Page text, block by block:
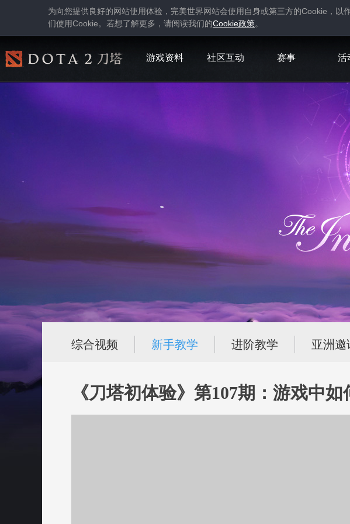
为向您提供良好的网站使用体验，完美世界网站会使用自身或第三方的Cookie ，以
们使用Cookie。若想了解更多，请阅读我们的Cookie政策。
游戏资料 社区互动 赛事 活
综合视频 新手教学 进阶教学 亚洲邀
《刀塔初体验》第107期：游戏中